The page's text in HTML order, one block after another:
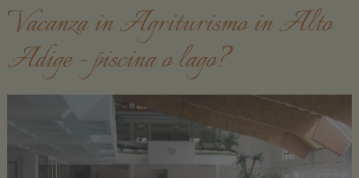
Vacanza in Agriturismo in Alto
Adige - piscina o lago?